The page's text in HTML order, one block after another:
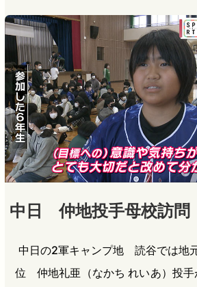
中日 仲地投手母校訪問
中日の2軍キャンプ地 読谷では地
位 仲地礼亜（なかち れいあ）投